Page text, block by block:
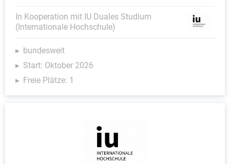
In Kooperation mit IU Duales Studium
(Internationale Hochschule)
bundesweit
Start: Oktober 2026
Freie Plätze: 1